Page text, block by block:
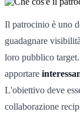
Il patrocinio è uno
guadagnare
loro pubblico
apportare
L'obiettivo deve
collaborazione